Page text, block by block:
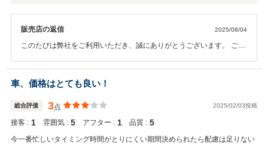
販売店の返信 2025/08/04
このたびは弊社をご利用いただき、誠にありがとうございます。 ご満
になれることがございましたら、どうぞお気軽にご相談くださいま
せ。
車、価格はとても良い！
総合評価 3点 2025/02/03投稿
接客 : 1 雰囲気 : 5 アフター : 1 品質 : 5
今一番忙しいタイミング時間がとりにくい期間決められたら配慮は足りない